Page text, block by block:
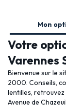
Mon
Votre
Varennes
Bienvenue sur le
2000. Conseils,
lentilles,
Avenue de